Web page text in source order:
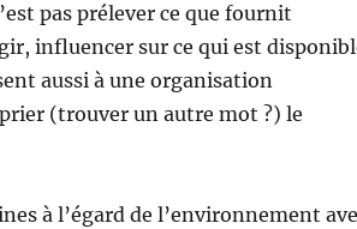
pas prélever ce que fournit
influencer sur ce qui est
aussi à une organisation
(trouver un autre mot ?) le
à l’égard de l’environnement